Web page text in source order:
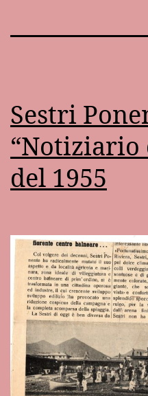
Sestri
“Notiziario
del 1955